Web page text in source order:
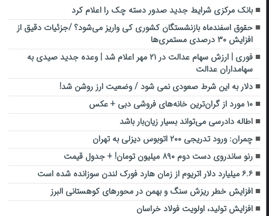
بانک مرکزی شرایط جدید صدور دسته چک را اعلام کرد
حقوق اسفندماه بازنشستگان کشوری کی واریز می‌شود؟ /جزئیات دقیق از
افزایش ۳۰ درصدی مستمری‌ها
فوری | ارزش سهام عدالت در ۲۱ مهر اعلام شد | وعده جدید صیدی به
سهامداران عدالت
دلار به این شرط صعودی نمی شود / وضعیت ارز روشن شد!
۱۰ مورد از گران‌ترین خانه‌های فروشی دبی + عکس
اطاله دادرسی‌ می‌تواند بسیار زیان‌بار باشد
چمران: ورود تدریجی ۲۰۰ اتوبوس دیزلی به تهران
رنو ساندروی دست دوم ۸۹۰ میلیون تومان! + جدول قیمت
۶.۶ میلیارد دلار اتریوم از زمان هارد فورک لندن سوزانده شده است
افزایش خطر ریزش سنگ و بهمن در محورهای کوهستانی البرز
افزایش تولید، اولویت فولاد خراسان